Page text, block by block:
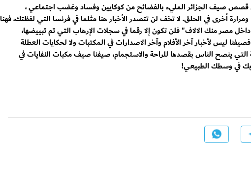
قصص صيف الجزائر المليء بالفضائح من كوكايين وفساد وغضب اجتماعي ،
أخرى في الحلق. لا تخف لن تتصدر الأخبار هنا مثلما في فرنسا التي لفظتك، فهنا
مصر منك الالاف" فلن تكون إلا رقما في سجلات الإرهاب التي تم تبييضها،
ليس لأخبار آخر الأفلام وآخر الاصدارات في المكتبات ولا لحكايات العطلة
التي ينصح الناس بقصدها للراحة والاستجمام، صيفنا صيف مكبات النفايات في
بك في وسطك الطبيعي!